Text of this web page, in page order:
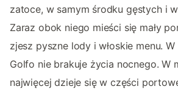
zatoce, w samym środku gęstych i
Zaraz obok niego mieści się mały
zjesz pyszne lody i włoskie menu.
Golfo nie brakuje życia nocnego. W
najwięcej dzieje się w części